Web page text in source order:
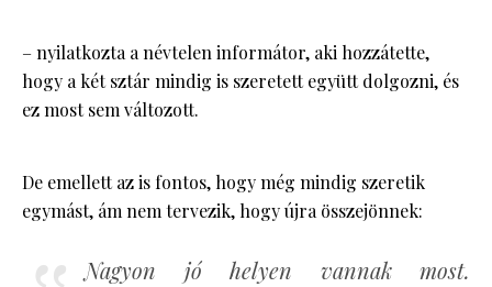
– nyilatkozta a névtelen informátor, aki hozzátette,
hogy a két sztár mindig is szeretett együtt dolgozni, és
ez most sem változott.
De emellett az is fontos, hogy még mindig szeretik
egymást, ám nem tervezik, hogy újra összejönnek:
Nagyon jó helyen vannak most.